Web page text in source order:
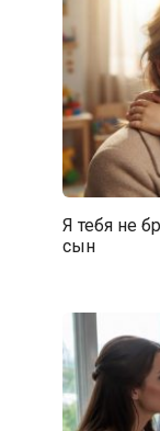
Я тебя не
сын